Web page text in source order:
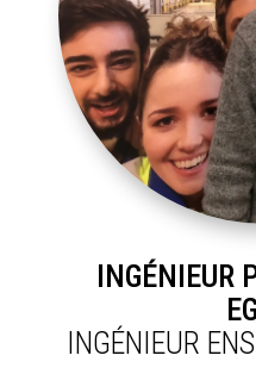
INGÉNIEUR
INGÉNIEUR